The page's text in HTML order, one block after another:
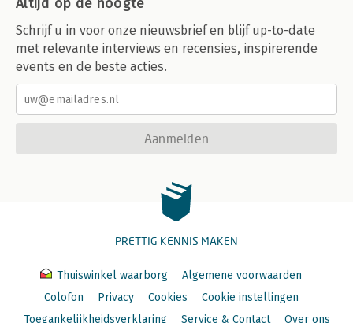
Schrijf u in voor onze nieuwsbrief en blijf up-to-date
met relevante interviews en recensies, inspirerende
events en de beste acties.
Aanmelden
PRETTIG KENNIS MAKEN
Thuiswinkel waarborg
Algemene voorwaarden
Colofon
Privacy Cookies
Cookie instellingen
Toegankelijkheidsverklaring
Service & Contact Over ons